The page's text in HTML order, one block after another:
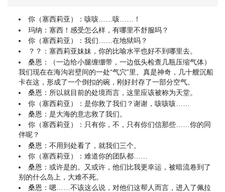
你（塞西莉亚）：咳咳……咳……！
玛纳：塞西！感受怎么样，有哪里不舒服吗？
你（塞西莉亚）：我们……在地狱吗？
？？：塞西莉亚妹妹，你的比喻水平也好不到哪里去。
桑恩：（一边给小腿缠绷带，一边低头检查几瓶压缩气体）
我们现在在海沟岩壁间的一处“气穴”里。真是神奇，几十艘沉船
卡在这，形成了一个倒扣的碗，刚好封存了一部分空气。
桑恩：所以就目前的处境而言，这里应该被称为天堂。
你（塞西莉亚）：是你救了我们？谢谢，咳咳咳……
桑恩：是大海的意志救了我们。
你（塞西莉亚）：只有你，不，只有你们信那些……你的同
伴呢？
桑恩：不用到处看了，就我们三个。
你（塞西莉亚）：难道你的团队都……
桑恩：或许是的。又或许，他们比我更幸运，被暗流卷到了
别的什么岛上，大难不死。
桑恩：嗯……不该这么说，对他们这帮人而言，进入了佩拉